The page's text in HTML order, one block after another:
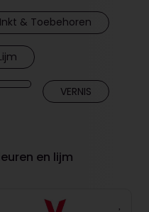
& Toebehoren
VERNIS
en lijm